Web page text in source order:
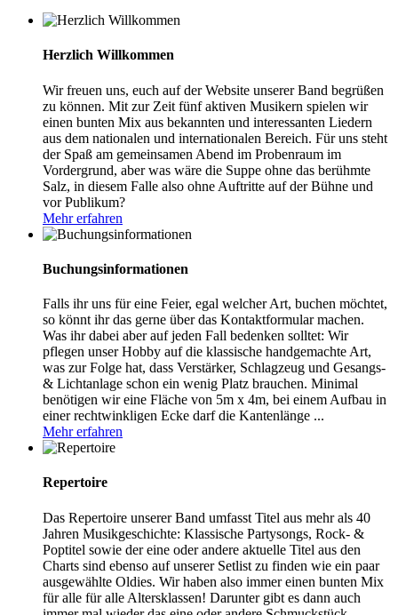
Herzlich Willkommen
Wir freuen uns, euch auf der Website unserer Band begrüßen
zu können. Mit zur Zeit fünf aktiven Musikern spielen wir
einen bunten Mix aus bekannten und interessanten Liedern
aus dem nationalen und internationalen Bereich. Für uns steht
der Spaß am gemeinsamen Abend im Probenraum im
Vordergrund, aber was wäre die Suppe ohne das berühmte
Salz, in diesem Falle also ohne Auftritte auf der Bühne und
vor Publikum?
Mehr erfahren
Buchungsinformationen
Falls ihr uns für eine Feier, egal welcher Art, buchen möchtet,
so könnt ihr das gerne über das Kontaktformular machen.
Was ihr dabei aber auf jeden Fall bedenken solltet: Wir
pflegen unser Hobby auf die klassische handgemachte Art,
was zur Folge hat, dass Verstärker, Schlagzeug und Gesangs-
& Lichtanlage schon ein wenig Platz brauchen. Minimal
benötigen wir eine Fläche von 5m x 4m, bei einem Aufbau in
einer rechtwinkligen Ecke darf die Kantenlänge ...
Mehr erfahren
Repertoire
Das Repertoire unserer Band umfasst Titel aus mehr als 40
Jahren Musikgeschichte: Klassische Partysongs, Rock- &
Poptitel sowie der eine oder andere aktuelle Titel aus den
Charts sind ebenso auf unserer Setlist zu finden wie ein paar
ausgewählte Oldies. Wir haben also immer einen bunten Mix
für alle für alle Altersklassen! Darunter gibt es dann auch